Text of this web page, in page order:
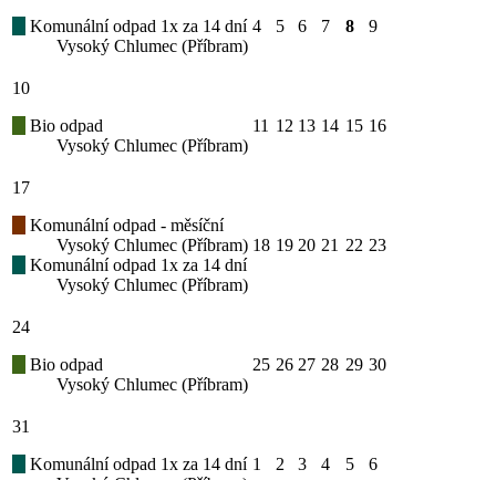
Komunální odpad 1x za 14 dní
Vysoký Chlumec (Příbram)
4 5 6 7 8 9
10
Bio odpad
Vysoký Chlumec (Příbram)
11 12 13 14 15 16
17
Komunální odpad - měsíční
Vysoký Chlumec (Příbram)
Komunální odpad 1x za 14 dní
Vysoký Chlumec (Příbram)
18 19 20 21 22 23
24
Bio odpad
Vysoký Chlumec (Příbram)
25 26 27 28 29 30
31
Komunální odpad 1x za 14 dní 1 2 3 4 5 6